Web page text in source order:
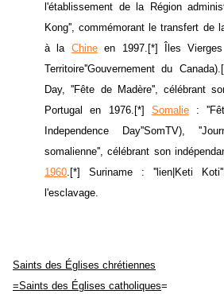
l'établissement de la Région
Kong'', commémorant le transfert de
à la Chineen 1997.[*] Îles
Territoire''Gouvernement du
Day, ''Fête de Madère'', célébrant
Portugal en 1976.[*] Somalie:
Independence Day''SomTV),
somalienne'', célébrant son
1960.[*] Suriname : ''lien|Keti
l'esclavage.
Saints des Églises chrétiennes
=Saints des Églises catholiques=